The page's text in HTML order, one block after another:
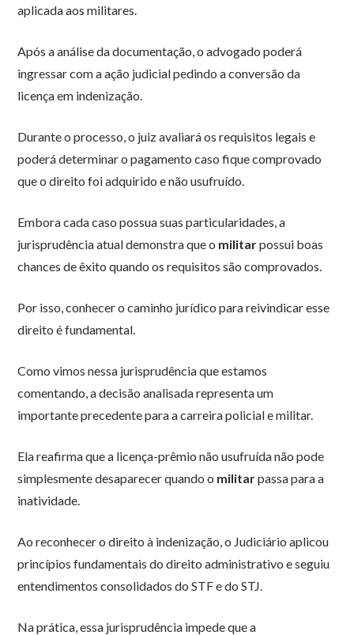
aplicada aos militares.
Após a análise da documentação, o advogado poderá
ingressar com a ação judicial pedindo a conversão da
licença em indenização.
Durante o processo, o juiz avaliará os requisitos legais e
poderá determinar o pagamento caso fique comprovado
que o direito foi adquirido e não usufruído.
Embora cada caso possua suas particularidades, a
jurisprudência atual demonstra que o militarpossui boas
chances de êxito quando os requisitos são comprovados.
Por isso, conhecer o caminho jurídico para reivindicar esse
direito é fundamental.
Como vimos nessa jurisprudência que estamos
comentando, a decisão analisada representa um
importante precedente para a carreira policial e militar.
Ela reafirma que a licença-prêmio não usufruída não pode
simplesmente desaparecer quando o militarpassa para a
inatividade.
Ao reconhecer o direito à indenização, o Judiciário aplicou
princípios fundamentais do direito administrativo e seguiu
entendimentos consolidados do STF e do STJ.
Na prática, essa jurisprudência impede que a